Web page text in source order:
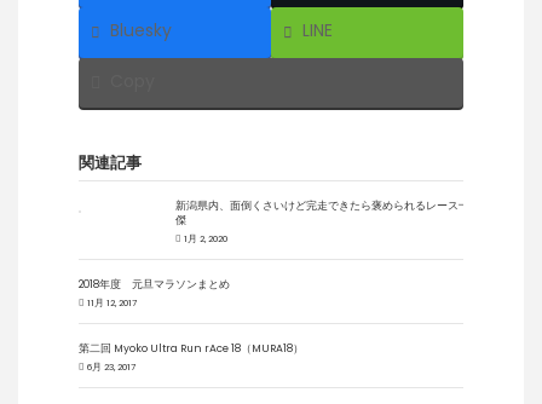
Bluesky LINE
関連記事
新潟県内、面倒くさいけど完走できたら褒められるレース十
傑
1月 2, 2020
2018年度 元旦マラソンまとめ
11月 12, 2017
第二回 Myoko Ultra Run rAce 18（MURA18）
6月 23, 2017